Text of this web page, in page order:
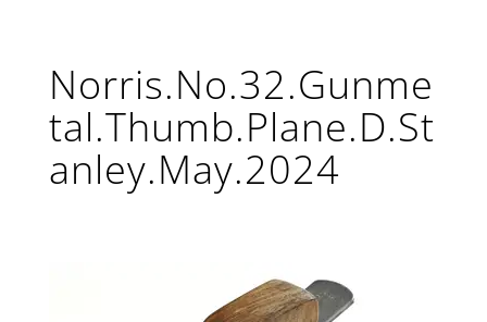
Norris.No.32.Gunme
tal.Thumb.Plane.D.St
anley.May.2024